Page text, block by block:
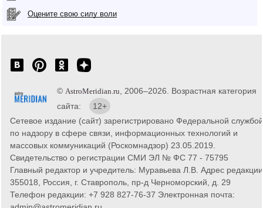
Оцените свою силу воли
© AstroMeridian.ru , 2006–2026. Возрастная категория
сайта:
12+
Сетевое издание (сайт) зарегистрировано Федеральной службой
по надзору в сфере связи, информационных технологий и
массовых коммуникаций (Роскомнадзор) 23.05.2019.
Свидетельство о регистрации СМИ ЭЛ № ФС 77 - 75795
Главный редактор и учредитель: Муравьева Л.В. Адрес
355018, Россия, г. Ставрополь, пр-д Черноморский, д. 29
Телефон редакции: +7 928 827-76-37 Электронная почта: